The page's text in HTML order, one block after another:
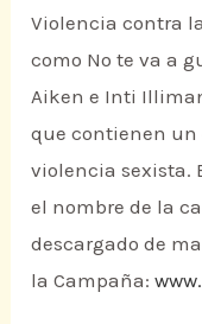
Violencia contra
como No te va a
Aiken e Inti
que contienen un
violencia sexista.
el nombre de la
descargado de
la Campaña: